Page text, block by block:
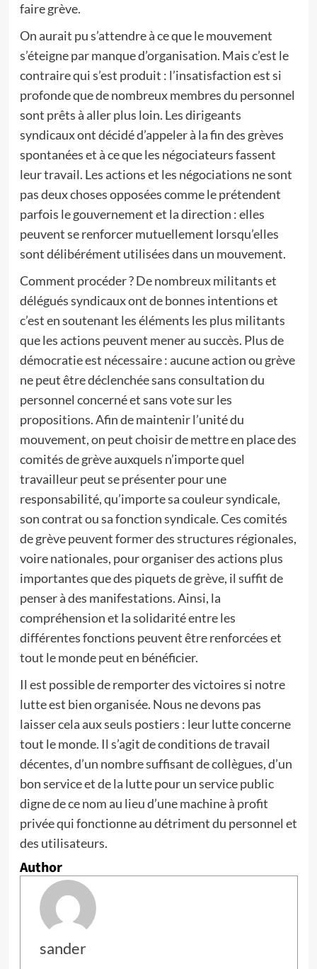
faire grève.
On aurait pu s’attendre à ce que le mouvement
s’éteigne par manque d’organisation. Mais c’est le
contraire qui s’est produit : l’insatisfaction est si
profonde que de nombreux membres du personnel
sont prêts à aller plus loin. Les dirigeants
syndicaux ont décidé d’appeler à la fin des grèves
spontanées et à ce que les négociateurs fassent
leur travail. Les actions et les négociations ne sont
pas deux choses opposées comme le prétendent
parfois le gouvernement et la direction : elles
peuvent se renforcer mutuellement lorsqu’elles
sont délibérément utilisées dans un mouvement.
Comment procéder ? De nombreux militants et
délégués syndicaux ont de bonnes intentions et
c’est en soutenant les éléments les plus militants
que les actions peuvent mener au succès. Plus de
démocratie est nécessaire : aucune action ou grève
ne peut être déclenchée sans consultation du
personnel concerné et sans vote sur les
propositions. Afin de maintenir l’unité du
mouvement, on peut choisir de mettre en place des
comités de grève auxquels n’importe quel
travailleur peut se présenter pour une
responsabilité, qu’importe sa couleur syndicale,
son contrat ou sa fonction syndicale. Ces comités
de grève peuvent former des structures régionales,
voire nationales, pour organiser des actions plus
importantes que des piquets de grève, il suffit de
penser à des manifestations. Ainsi, la
compréhension et la solidarité entre les
différentes fonctions peuvent être renforcées et
tout le monde peut en bénéficier.
Il est possible de remporter des victoires si notre
lutte est bien organisée. Nous ne devons pas
laisser cela aux seuls postiers : leur lutte concerne
tout le monde. Il s’agit de conditions de travail
décentes, d’un nombre suffisant de collègues, d’un
bon service et de la lutte pour un service public
digne de ce nom au lieu d’une machine à profit
privée qui fonctionne au détriment du personnel et
des utilisateurs.
Author
sander